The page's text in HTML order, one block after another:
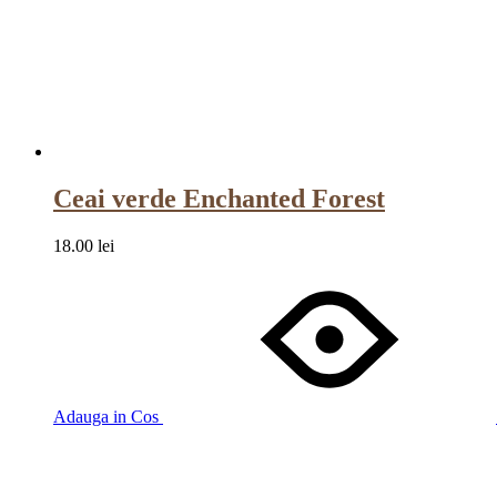
Ceai verde Enchanted Forest
18.00 lei
Adauga in Cos